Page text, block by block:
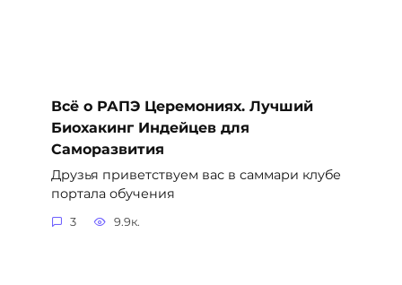
Всё о РАПЭ Церемониях. Лучший
Биохакинг Индейцев для
Саморазвития
Друзья приветствуем вас в саммари клубе
портала обучения
3 9.9к.